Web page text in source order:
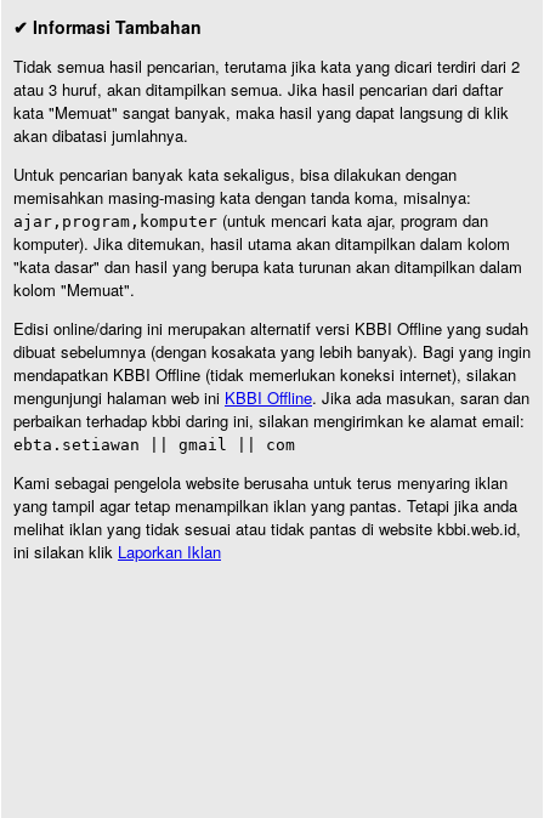
✔ Informasi Tambahan
Tidak semua hasil pencarian, terutama jika kata yang dicari terdiri dari 2
atau 3 huruf, akan ditampilkan semua. Jika hasil pencarian dari daftar
kata "Memuat" sangat banyak, maka hasil yang dapat langsung di klik
akan dibatasi jumlahnya.
Untuk pencarian banyak kata sekaligus, bisa dilakukan dengan
memisahkan masing-masing kata dengan tanda koma, misalnya:
ajar,program,komputer (untuk mencari kata ajar, program dan
komputer). Jika ditemukan, hasil utama akan ditampilkan dalam kolom
"kata dasar" dan hasil yang berupa kata turunan akan ditampilkan dalam
kolom "Memuat".
Edisi online/daring ini merupakan alternatif versi KBBI Offline yang sudah
dibuat sebelumnya (dengan kosakata yang lebih banyak). Bagi yang ingin
mendapatkan KBBI Offline (tidak memerlukan koneksi internet), silakan
mengunjungi halaman web ini KBBI Offline. Jika ada masukan, saran dan
perbaikan terhadap kbbi daring ini, silakan mengirimkan ke alamat email:
ebta.setiawan || gmail || com
Kami sebagai pengelola website berusaha untuk terus menyaring iklan
yang tampil agar tetap menampilkan iklan yang pantas. Tetapi jika anda
melihat iklan yang tidak sesuai atau tidak pantas di website kbbi.web.id,
ini silakan klik Laporkan Iklan